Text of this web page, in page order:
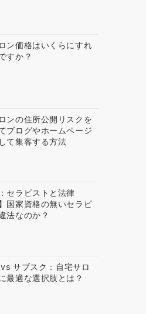
ン価格はいくらにすれ
すか？
ンの住所公開リスクを
ブログやホームページ
て集客する方法
セラピストと法律
】国家資格の無いセラピ
法なのか？
サブスク：自宅サロ
最適な選択肢とは？